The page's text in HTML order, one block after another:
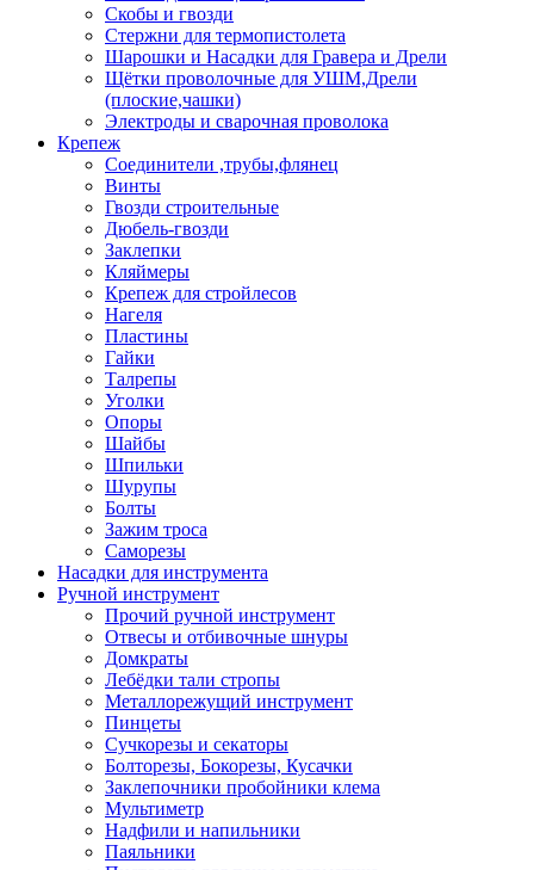
Скобы и гвозди
Стержни для термопистолета
Шарошки и Насадки для Гравера и Дрели
Щётки проволочные для УШМ,Дрели
(плоские,чашки)
Электроды и сварочная проволока
Крепеж
Соединители ,трубы,флянец
Винты
Гвозди строительные
Дюбель-гвозди
Заклепки
Кляймеры
Крепеж для стройлесов
Нагеля
Пластины
Гайки
Талрепы
Уголки
Опоры
Шайбы
Шпильки
Шурупы
Болты
Зажим троса
Саморезы
Насадки для инструмента
Ручной инструмент
Прочий ручной инструмент
Отвесы и отбивочные шнуры
Домкраты
Лебёдки тали стропы
Металлорежущий инструмент
Пинцеты
Сучкорезы и секаторы
Болторезы, Бокорезы, Кусачки
Заклепочники пробойники клема
Мультиметр
Надфили и напильники
Паяльники